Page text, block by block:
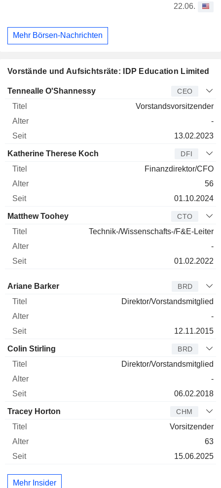
22.06.
Mehr Börsen-Nachrichten
Vorstände und Aufsichtsräte: IDP Education Limited
Manager Titel Alter Seit
Tennealle O'Shannessy CEO
Vorstandsvorsitzender
-
13.02.2023
Katherine Therese Koch DFI
Finanzdirektor/CFO
56
01.10.2024
Matthew Toohey CTO
Technik-/Wissenschafts-/F&E-Leiter
-
01.02.2022
Verwaltungsratsmitglied
Ariane Barker BRD
Direktor/Vorstandsmitglied
-
12.11.2015
Colin Stirling BRD
Direktor/Vorstandsmitglied
-
06.02.2018
Tracey Horton CHM
Vorsitzender
63
15.06.2025
Mehr Insider